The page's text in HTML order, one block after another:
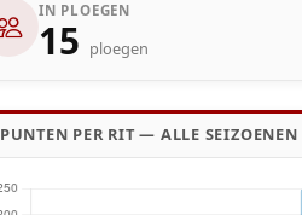
IN PLOEGEN
15 ploegen
PUNTEN PER RIT — ALLE SEIZOENEN